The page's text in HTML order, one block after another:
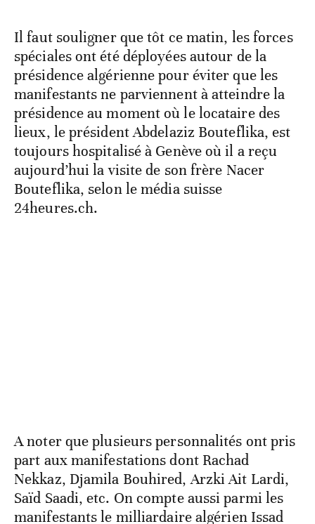
Il faut souligner que tôt ce matin, les forces
spéciales ont été déployées autour de la
présidence algérienne pour éviter que les
manifestants ne parviennent à atteindre la
présidence au moment où le locataire des
lieux, le président Abdelaziz Bouteflika, est
toujours hospitalisé à Genève où il a reçu
aujourd’hui la visite de son frère Nacer
Bouteflika, selon le média suisse
24heures.ch.
A noter que plusieurs personnalités ont pris
part aux manifestations dont Rachad
Nekkaz, Djamila Bouhired, Arzki Ait Lardi,
Saïd Saadi, etc. On compte aussi parmi les
manifestants le milliardaire algérien Issad